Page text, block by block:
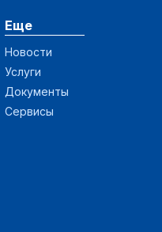
Еще
Новости
Услуги
Документы
Сервисы